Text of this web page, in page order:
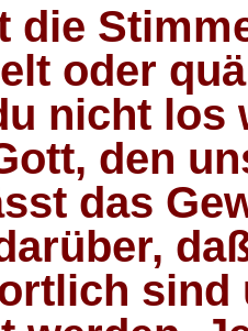
die
oder
nicht los
den
das
sind